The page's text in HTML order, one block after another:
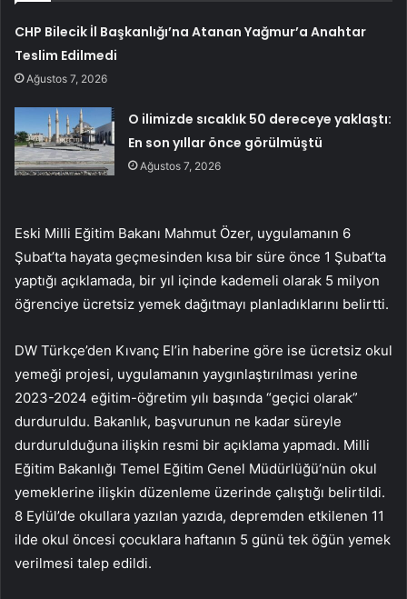
CHP Bilecik İl Başkanlığı’na Atanan Yağmur’a Anahtar
Teslim Edilmedi
Ağustos 7, 2026
O ilimizde sıcaklık 50 dereceye yaklaştı:
En son yıllar önce görülmüştü
Ağustos 7, 2026
Eski Milli Eğitim Bakanı Mahmut Özer, uygulamanın 6
Şubat’ta hayata geçmesinden kısa bir süre önce 1 Şubat’ta
yaptığı açıklamada, bir yıl içinde kademeli olarak 5 milyon
öğrenciye ücretsiz yemek dağıtmayı planladıklarını belirtti.
DW Türkçe’den Kıvanç El’in haberine göre ise ücretsiz okul
yemeği projesi, uygulamanın yaygınlaştırılması yerine
2023-2024 eğitim-öğretim yılı başında “geçici olarak”
durduruldu. Bakanlık, başvurunun ne kadar süreyle
durdurulduğuna ilişkin resmi bir açıklama yapmadı. Milli
Eğitim Bakanlığı Temel Eğitim Genel Müdürlüğü’nün okul
yemeklerine ilişkin düzenleme üzerinde çalıştığı belirtildi.
8 Eylül’de okullara yazılan yazıda, depremden etkilenen 11
ilde okul öncesi çocuklara haftanın 5 günü tek öğün yemek
verilmesi talep edildi.